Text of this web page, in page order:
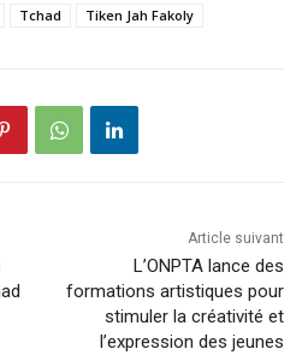
Tchad Tiken Jah Fakoly
Article suivant
L’ONPTA lance des
formations artistiques pour
stimuler la créativité et
l’expression des jeunes